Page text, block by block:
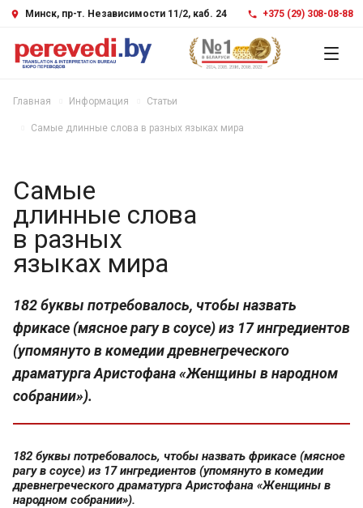
Минск, пр-т. Независимости 11/2, каб. 24 +375 (29) 308-08-88
Главная Информация Статьи
Самые длинные слова в разных языках мира
Самые
длинные слова
в разных
языках мира
182 буквы потребовалось, чтобы назвать
фрикасе (мясное рагу в соусе) из 17 ингредиентов
(упомянуто в комедии древнегреческого
драматурга Аристофана «Женщины в народном
собрании»).
182 буквы потребовалось, чтобы назвать фрикасе (мясное
рагу в соусе) из 17 ингредиентов (упомянуто в комедии
древнегреческого драматурга Аристофана «Женщины в
народном собрании»).